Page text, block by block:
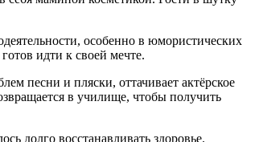
особенно в юмористических
идти к своей мечте.
песни и пляски, оттачивает актёрское
в училище, чтобы получить
долго восстанавливать здоровье.